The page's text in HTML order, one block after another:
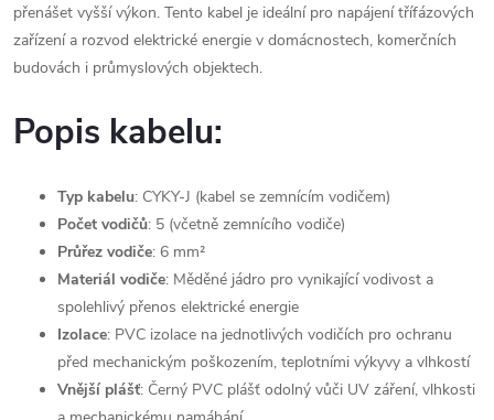
přenášet vyšší výkon. Tento kabel je ideální pro napájení třífázových
zařízení a rozvod elektrické energie v domácnostech, komerčních
budovách i průmyslových objektech.
Popis kabelu:
Typ kabelu: CYKY-J (kabel se zemnícím vodičem)
Počet vodičů: 5 (včetně zemnícího vodiče)
Průřez vodiče: 6 mm²
Materiál vodiče: Měděné jádro pro vynikající vodivost a
spolehlivý přenos elektrické energie
Izolace: PVC izolace na jednotlivých vodičích pro ochranu
před mechanickým poškozením, teplotními výkyvy a vlhkostí
Vnější plášť: Černý PVC plášť odolný vůči UV záření, vlhkosti